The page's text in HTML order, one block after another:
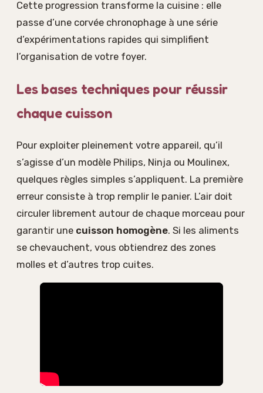
Cette progression transforme la cuisine : elle
passe d’une corvée chronophage à une série
d’expérimentations rapides qui simplifient
l’organisation de votre foyer.
Les bases techniques pour réussir
chaque cuisson
Pour exploiter pleinement votre appareil, qu’il
s’agisse d’un modèle Philips, Ninja ou Moulinex,
quelques règles simples s’appliquent. La première
erreur consiste à trop remplir le panier. L’air doit
circuler librement autour de chaque morceau pour
garantir une cuisson homogène. Si les aliments
se chevauchent, vous obtiendrez des zones
molles et d’autres trop cuites.